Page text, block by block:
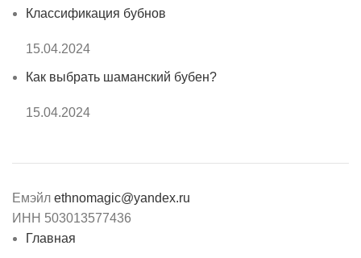
Классификация бубнов
15.04.2024
Как выбрать шаманский бубен?
15.04.2024
Емэйл ethnomagic@yandex.ru
ИНН 503013577436
Главная